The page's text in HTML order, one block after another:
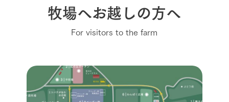
牧場へお越しの方へ
For visitors to the farm